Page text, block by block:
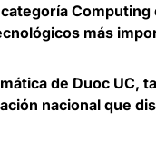
Computing
más
de Duoc UC,
nacional que